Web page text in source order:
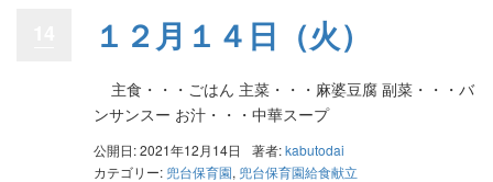
１２月１４日（火）
主食・・・ごはん 主菜・・・麻婆豆腐 副菜・・・バ
ンサンスー お汁・・・中華スープ
公開日: 2021年12月14日 著者:kabutodai
カテゴリー: 兜台保育園, 兜台保育園給食献立